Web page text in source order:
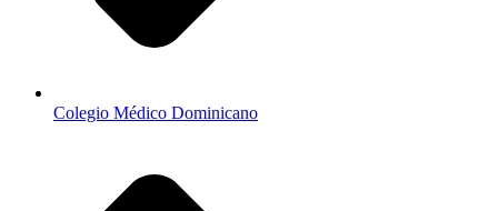
Colegio Médico Dominicano